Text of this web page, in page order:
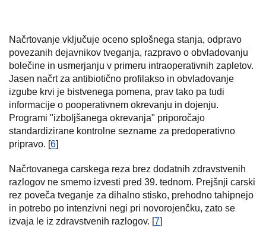
Načrtovanje vključuje oceno splošnega stanja, odpravo
povezanih dejavnikov tveganja, razpravo o obvladovanju
bolečine in usmerjanju v primeru intraoperativnih zapletov.
Jasen načrt za antibiotično profilakso in obvladovanje
izgube krvi je bistvenega pomena, prav tako pa tudi
informacije o pooperativnem okrevanju in dojenju.
Programi "izboljšanega okrevanja" priporočajo
standardizirane kontrolne sezname za predoperativno
pripravo. [6]
Načrtovanega carskega reza brez dodatnih zdravstvenih
razlogov ne smemo izvesti pred 39. tednom. Prejšnji carski
rez poveča tveganje za dihalno stisko, prehodno tahipnejo
in potrebo po intenzivni negi pri novorojenčku, zato se
izvaja le iz zdravstvenih razlogov. [7]